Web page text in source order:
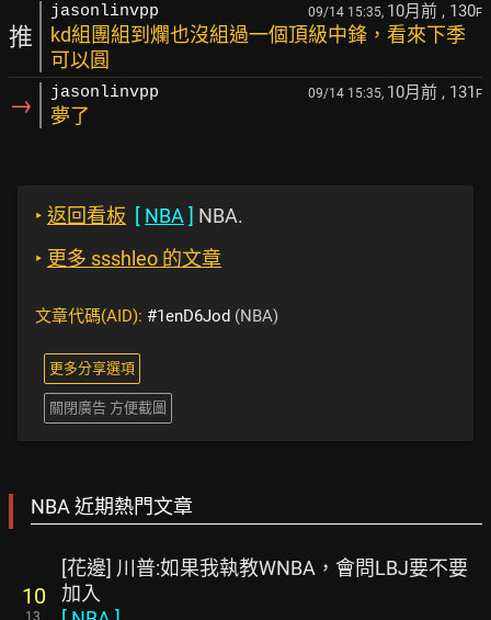
推
jasonlinvpp 09/14 15:35, 10月前 , 130F
kd組團組到爛也沒組過一個頂級中鋒，看來下季
可以圓
→ jasonlinvpp 09/14 15:35, 10月前 , 131 F
夢了
‣ 返回看板 [ NBA ] NBA.
‣ 更多 ssshleo 的文章
文章代碼(AID): #1enD6Jod (NBA)
更多分享選項
關閉廣告 方便截圖
NBA 近期熱門文章
10
13
[花邊] 川普:如果我執教WNBA，會問LBJ要不要
加入